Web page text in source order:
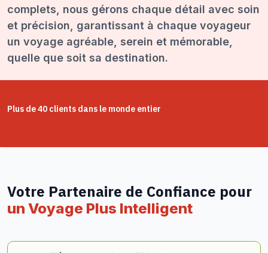
complets, nous gérons chaque détail avec soin
et précision, garantissant à chaque voyageur
un voyage agréable, serein et mémorable,
quelle que soit sa destination.
Plus de 40 clients dans le monde entier
Votre Partenaire de Confiance pour
un Voyage Plus Intelligent